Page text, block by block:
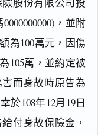
股份有限公司投
，並附
為100萬元，因傷
105萬，並約定被
而身故時原告為
於108年12月19日
付身故保險金，